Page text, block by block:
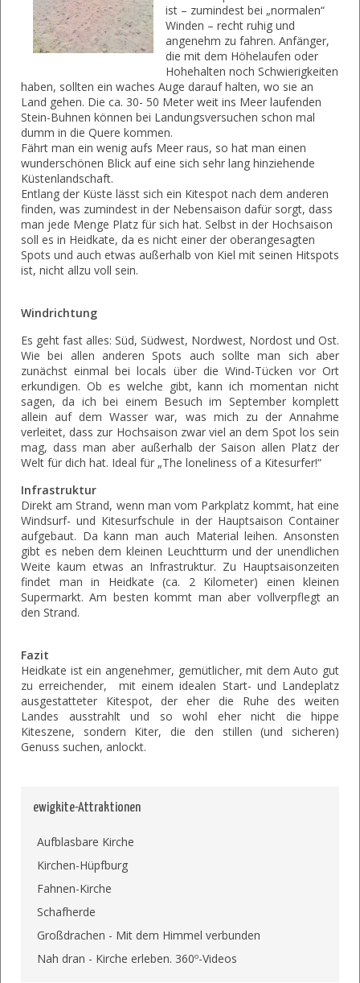
ist – zumindest bei „normalen“
Winden – recht ruhig und
angenehm zu fahren. Anfänger,
die mit dem Höhelaufen oder
Hohehalten noch Schwierigkeiten
haben, sollten ein waches Auge darauf halten, wo sie an
Land gehen. Die ca. 30- 50 Meter weit ins Meer laufenden
Stein-Buhnen können bei Landungsversuchen schon mal
dumm in die Quere kommen.
Fährt man ein wenig aufs Meer raus, so hat man einen
wunderschönen Blick auf eine sich sehr lang hinziehende
Küstenlandschaft.
Entlang der Küste lässt sich ein Kitespot nach dem anderen
finden, was zumindest in der Nebensaison dafür sorgt, dass
man jede Menge Platz für sich hat. Selbst in der Hochsaison
soll es in Heidkate, da es nicht einer der oberangesagten
Spots und auch etwas außerhalb von Kiel mit seinen Hitspots
ist, nicht allzu voll sein.
Windrichtung
Es geht fast alles: Süd, Südwest, Nordwest, Nordost und Ost.
Wie bei allen anderen Spots auch sollte man sich aber
zunächst einmal bei locals über die Wind-Tücken vor Ort
erkundigen. Ob es welche gibt, kann ich momentan nicht
sagen, da ich bei einem Besuch im September komplett
allein auf dem Wasser war, was mich zu der Annahme
verleitet, dass zur Hochsaison zwar viel an dem Spot los sein
mag, dass man aber außerhalb der Saison allen Platz der
Welt für dich hat. Ideal für „The loneliness of a Kitesurfer!“
Infrastruktur
Direkt am Strand, wenn man vom Parkplatz kommt, hat eine
Windsurf- und Kitesurfschule in der Hauptsaison Container
aufgebaut. Da kann man auch Material leihen. Ansonsten
gibt es neben dem kleinen Leuchtturm und der unendlichen
Weite kaum etwas an Infrastruktur. Zu Hauptsaisonzeiten
findet man in Heidkate (ca. 2 Kilometer) einen kleinen
Supermarkt. Am besten kommt man aber vollverpflegt an
den Strand.
Fazit
Heidkate ist ein angenehmer, gemütlicher, mit dem Auto gut
zu erreichender, mit einem idealen Start- und Landeplatz
ausgestatteter Kitespot, der eher die Ruhe des weiten
Landes ausstrahlt und so wohl eher nicht die hippe
Kiteszene, sondern Kiter, die den stillen (und sicheren)
Genuss suchen, anlockt.
ewigkite-Attraktionen
Aufblasbare Kirche
Kirchen-Hüpfburg
Fahnen-Kirche
Schafherde
Großdrachen - Mit dem Himmel verbunden
Nah dran - Kirche erleben. 360º-Videos